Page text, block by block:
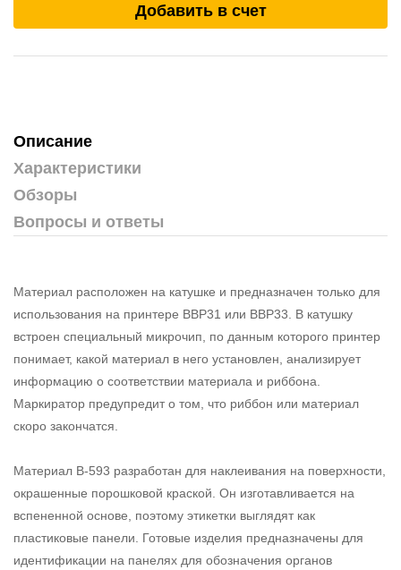
Добавить в счет
Описание
Характеристики
Обзоры
Вопросы и ответы
Материал расположен на катушке и предназначен только для
использования на принтере BBP31 или BBP33. В катушку
встроен специальный микрочип, по данным которого принтер
понимает, какой материал в него установлен, анализирует
информацию о соответствии материала и риббона.
Маркиратор предупредит о том, что риббон или материал
скоро закончатся.
Материал В-593 разработан для наклеивания на поверхности,
окрашенные порошковой краской. Он изготавливается на
вспененной основе, поэтому этикетки выглядят как
пластиковые панели. Готовые изделия предназначены для
идентификации на панелях для обозначения органов